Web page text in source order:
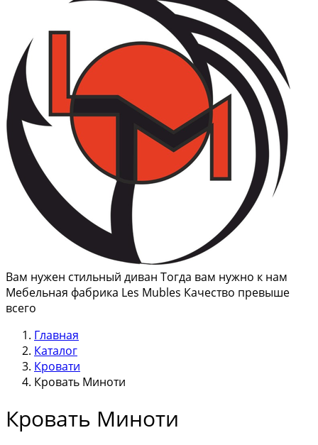
Вам нужен стильный диван Тогда вам нужно к нам
Мебельная фабрика Les Mubles Качество превыше
всего
Главная
Каталог
Кровати
Кровать Миноти
Кровать Миноти